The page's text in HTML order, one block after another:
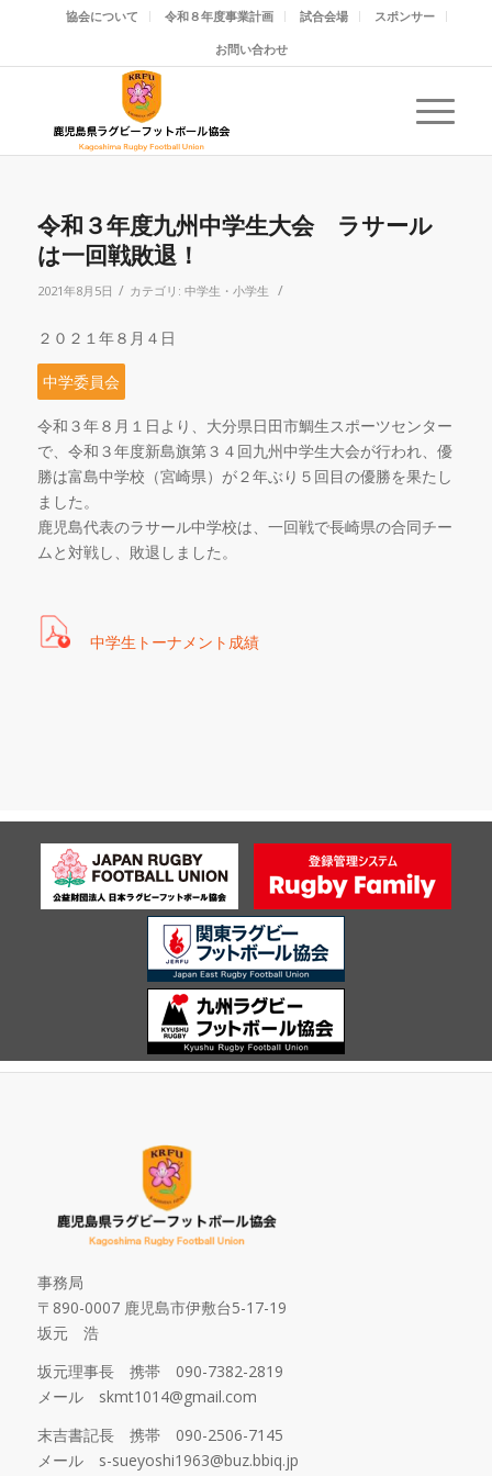
協会について 令和８年度事業計画 試合会場
スポンサー
お問い合わせ
令和３年度九州中学生大会 ラサール
は一回戦敗退！
2021年8月5日 / カテゴリ: 中学生・小学生 /
２０２１年８月４日
中学委員会
令和３年８月１日より、大分県日田市鯛生スポーツセンター
で、令和３年度新島旗第３４回九州中学生大会が行われ、優
勝は富島中学校（宮崎県）が２年ぶり５回目の優勝を果たし
ました。
鹿児島代表のラサール中学校は、一回戦で長崎県の合同チー
ムと対戦し、敗退しました。
中学生トーナメント成績
事務局
〒890-0007 鹿児島市伊敷台5-17-19
坂元 浩
坂元理事長 携帯 090-7382-2819
メール skmt1014@gmail.com
末吉書記長 携帯 090-2506-7145
メール s-sueyoshi1963@buz.bbiq.jp